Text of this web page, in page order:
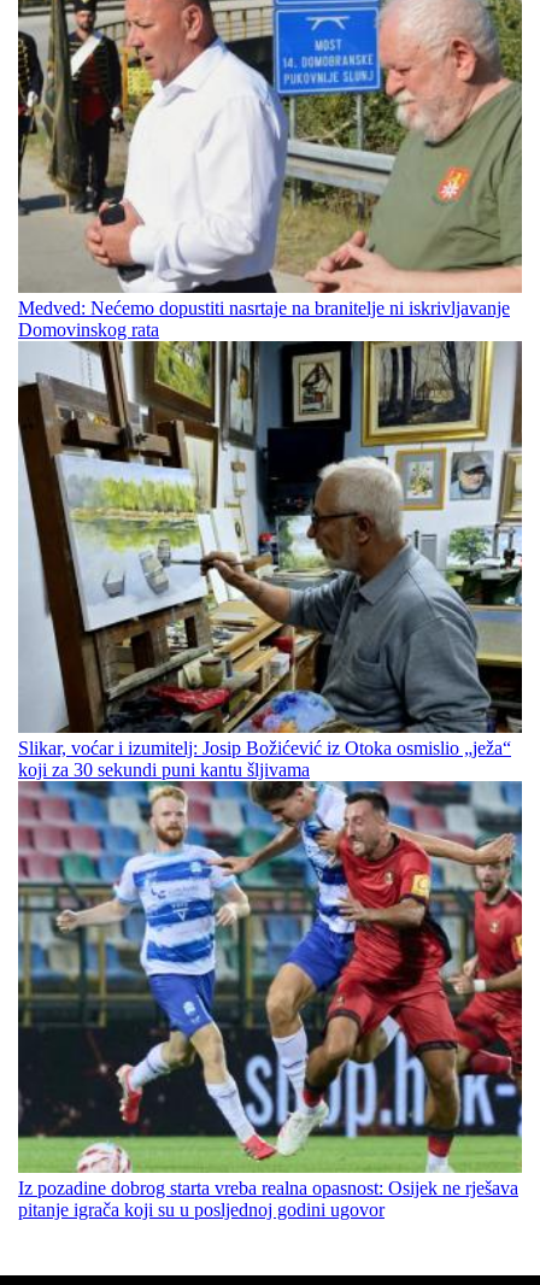
Medved: Nećemo dopustiti nasrtaje na branitelje ni iskrivljavanje
Domovinskog rata
Slikar, voćar i izumitelj: Josip Božićević iz Otoka osmislio „ježa“
koji za 30 sekundi puni kantu šljivama
Iz pozadine dobrog starta vreba realna opasnost: Osijek ne rješava
pitanje igrača koji su u posljednoj godini ugovor